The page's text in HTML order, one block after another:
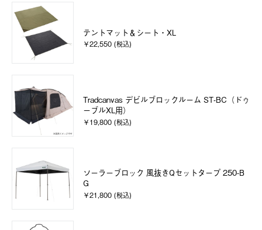
テントマット＆シート・XL
￥22,550 (税込)
Tradcanvas デビルブロックルーム ST-BC（ドゥ
ーブルXL用）
￥19,800 (税込)
ソーラーブロック 風抜きQセットタープ 250-B
G
￥21,800 (税込)